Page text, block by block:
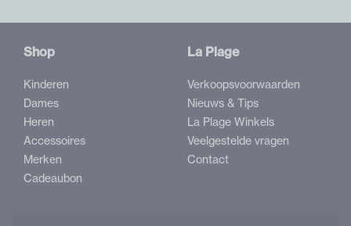
Shop
Kinderen
Dames
Heren
Accessoires
Merken
Cadeaubon
La Plage
Verkoopsvoorwaarden
Nieuws & Tips
La Plage Winkels
Veelgestelde vragen
Contact